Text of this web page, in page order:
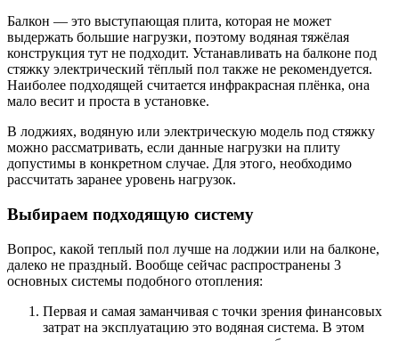
Балкон — это выступающая плита, которая не может
выдержать большие нагрузки, поэтому водяная тяжёлая
конструкция тут не подходит. Устанавливать на балконе под
стяжку электрический тёплый пол также не рекомендуется.
Наиболее подходящей считается инфракрасная плёнка, она
мало весит и проста в установке.
В лоджиях, водяную или электрическую модель под стяжку
можно рассматривать, если данные нагрузки на плиту
допустимы в конкретном случае. Для этого, необходимо
рассчитать заранее уровень нагрузок.
Выбираем подходящую систему
Вопрос, какой теплый пол лучше на лоджии или на балконе,
далеко не праздный. Вообще сейчас распространены 3
основных системы подобного отопления:
Первая и самая заманчивая с точки зрения финансовых
затрат на эксплуатацию это водяная система. В этом